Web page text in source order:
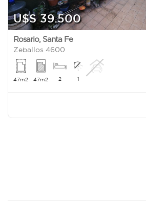
U$S 39.500
Rosario, Santa Fe
Zeballos 4600
47m2 47m2 2 1